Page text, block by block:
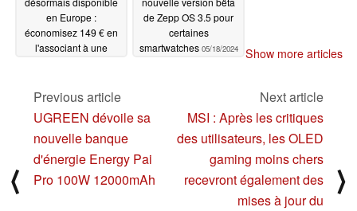
en Europe :
économisez 149 € en
l'associant à une
de Zepp OS 3.5 pour
certaines
smartwatches 05/18/2024 Show more articles
⟨
Previous article
UGREEN dévoile sa
nouvelle banque
d'énergie Energy Pai
Pro 100W 12000mAh
Next article
MSI : Après les critiques
des utilisateurs, les OLED
gaming moins chers
recevront également des
mises à jour du
⟩